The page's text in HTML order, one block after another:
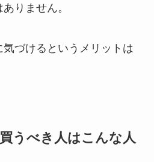
りません。
気づけるというメリットは
うべき人はこんな人